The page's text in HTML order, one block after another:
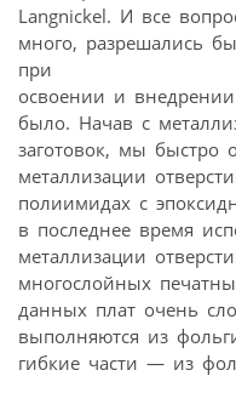
Langnickel. И все
много, разрешались
при
освоении и
было. Начав с
заготовок, мы быстро
металлизации
полиимидах с
в последнее время
металлизации
многослойных
данных плат очень
выполняются из
гибкие части — из